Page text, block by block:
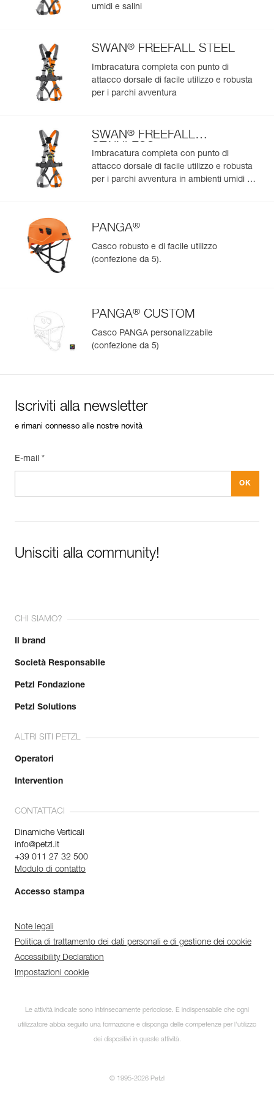
servizio commerciale.
Aggiungi un prodotto Petzl semplicemente scansionando il
Importa ed esporta facilmente i dati dei tuoi DPI esistenti.
Visualizza lo storico di un prodotto dalla sua data di
produzione.
umidi e salini
SWAN® FREEFALL STEEL
Imbracatura completa con punto di
attacco dorsale di facile utilizzo e robusta
per i parchi avventura
SWAN® FREEFALL
STAINLESS
Imbracatura completa con punto di
attacco dorsale di facile utilizzo e robusta
per i parchi avventura in ambienti umidi e
PANGA®
Casco robusto e di facile utilizzo
(confezione da 5).
PANGA® CUSTOM
Casco PANGA personalizzabile
(confezione da 5)
Iscriviti alla newsletter
e rimani connesso alle nostre novità
E-mail *
Unisciti alla community!
CHI SIAMO?
Il brand
Società Responsabile
Petzl Fondazione
Petzl Solutions
ALTRI SITI PETZL
Operatori
Intervention
CONTATTACI
Dinamiche Verticali
info@petzl.it
+39 011 27 32 500
Modulo di contatto
Accesso stampa
Note legali
Politica di trattamento dei dati personali e di gestione dei cookie
Accessibility Declaration
Impostazioni cookie
Le attività indicate sono intrinsecamente pericolose. È indispensabile che ogni
utilizzatore abbia seguito una formazione e disponga delle competenze per l’utilizzo
dei dispositivi in queste attività.
© 1995-2026 Petzl